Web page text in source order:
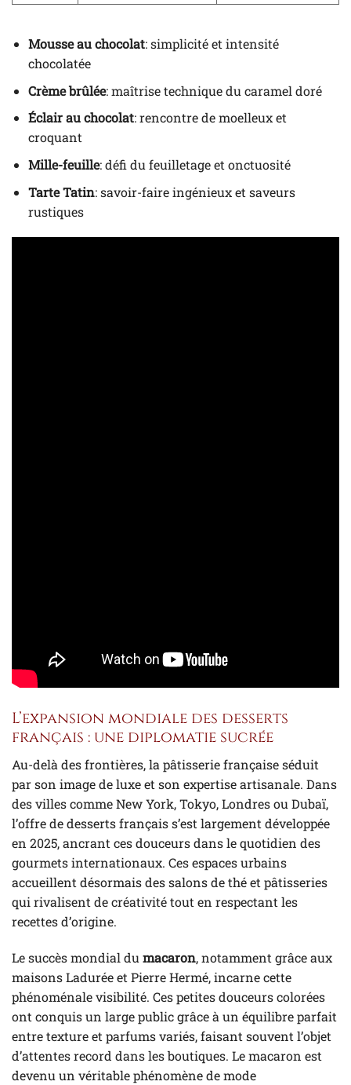
Mousse au chocolat: simplicité et intensité
chocolatée
Crème brûlée: maîtrise technique du caramel doré
Éclair au chocolat: rencontre de moelleux et
croquant
Mille-feuille: défi du feuilletage et onctuosité
Tarte Tatin: savoir-faire ingénieux et saveurs
rustiques
L’expansion mondiale des desserts
français : une diplomatie sucrée
Au-delà des frontières, la pâtisserie française séduit
par son image de luxe et son expertise artisanale. Dans
des villes comme New York, Tokyo, Londres ou Dubaï,
l’offre de desserts français s’est largement développée
en 2025, ancrant ces douceurs dans le quotidien des
gourmets internationaux. Ces espaces urbains
accueillent désormais des salons de thé et pâtisseries
qui rivalisent de créativité tout en respectant les
recettes d’origine.
Le succès mondial du macaron, notamment grâce aux
maisons Ladurée et Pierre Hermé, incarne cette
phénoménale visibilité. Ces petites douceurs colorées
ont conquis un large public grâce à un équilibre parfait
entre texture et parfums variés, faisant souvent l’objet
d’attentes record dans les boutiques. Le macaron est
devenu un véritable phénomène de mode